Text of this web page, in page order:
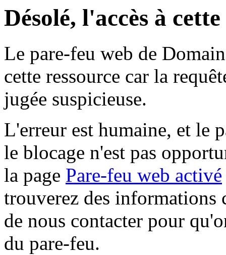
Désolé, l'accès à
Le pare-feu web de
cette ressource car la
jugée suspicieuse.
L'erreur est humaine, et le
le blocage n'est pas
la page Pare-feu web activé
trouverez des informations
de nous contacter pour
du pare-feu.